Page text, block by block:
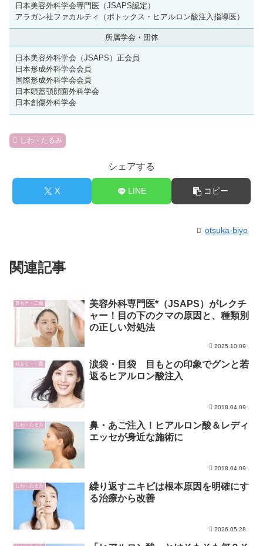
日本美容外科学会専門医（JSAPS認定）
アラガン社ファカルティ（ボトックス・ヒアルロン酸注入指導医）
所属学会・団体
日本美容外科学会（JSAPS）正会員
日本形成外科学会会員
国際形成外科学会会員
日本頭蓋顎顔面外科学会
日本創傷外科学会
しわ・たるみ
シェアする
X LINE コピー
otsuka-biyo
関連記事
目もと・二重
美容外科専門医*（JSAPS）がレクチ
ャー！目の下のクマの原因と、種類別
の正しい対処法
2025.10.09
目もと・二重
涙袋・目袋 目もとの印象でグンと若
返るヒアルロン酸注入
2018.04.09
しわ・たるみ
鼻・あご注入！ヒアルロン酸＆レディ
エッセが身近な施術に
2018.04.09
しわ・たるみ
繰り返すニキビは根本原因を明確にす
る治療から改善
2026.05.28